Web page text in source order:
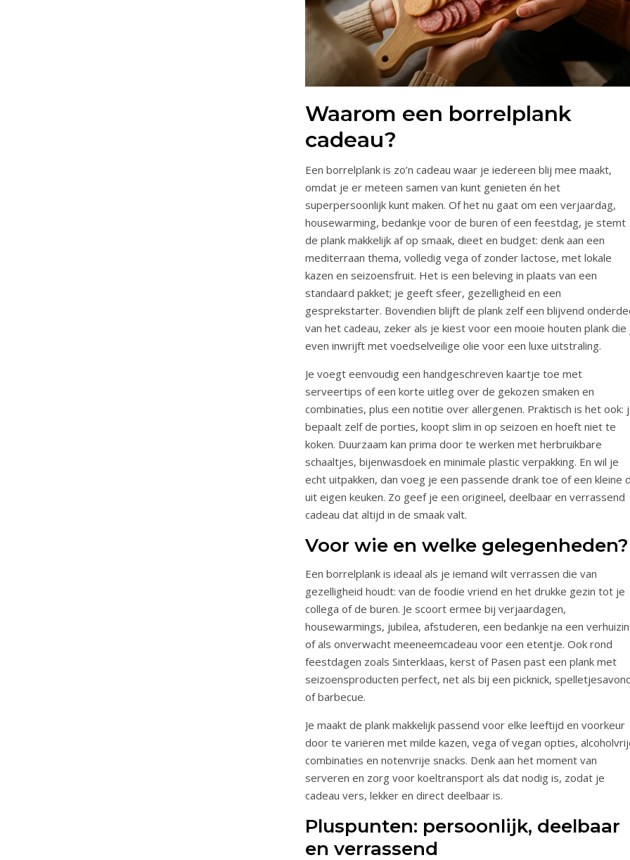
Waarom een borrelplank
cadeau?
Een borrelplank is zo’n cadeau waar je iedereen blij mee maakt,
omdat je er meteen samen van kunt genieten én het
superpersoonlijk kunt maken. Of het nu gaat om een verjaardag,
housewarming, bedankje voor de buren of een feestdag, je stemt
de plank makkelijk af op smaak, dieet en budget: denk aan een
mediterraan thema, volledig vega of zonder lactose, met lokale
kazen en seizoensfruit. Het is een beleving in plaats van een
standaard pakket; je geeft sfeer, gezelligheid en een
gesprekstarter. Bovendien blijft de plank zelf een blijvend
van het cadeau, zeker als je kiest voor een mooie houten plank die
even inwrijft met voedselveilige olie voor een luxe uitstraling.
Je voegt eenvoudig een handgeschreven kaartje toe met
serveertips of een korte uitleg over de gekozen smaken en
combinaties, plus een notitie over allergenen. Praktisch is het ook:
bepaalt zelf de porties, koopt slim in op seizoen en hoeft niet te
koken. Duurzaam kan prima door te werken met herbruikbare
schaaltjes, bijenwasdoek en minimale plastic verpakking. En wil je
echt uitpakken, dan voeg je een passende drank toe of een kleine
uit eigen keuken. Zo geef je een origineel, deelbaar en verrassend
cadeau dat altijd in de smaak valt.
Voor wie en welke gelegenheden?
Een borrelplank is ideaal als je iemand wilt verrassen die van
gezelligheid houdt: van de foodie vriend en het drukke gezin tot je
collega of de buren. Je scoort ermee bij verjaardagen,
housewarmings, jubilea, afstuderen, een bedankje na een
of als onverwacht meeneemcadeau voor een etentje. Ook rond
feestdagen zoals Sinterklaas, kerst of Pasen past een plank met
seizoensproducten perfect, net als bij een picknick,
of barbecue.
Je maakt de plank makkelijk passend voor elke leeftijd en voorkeur
door te variëren met milde kazen, vega of vegan opties,
combinaties en notenvrije snacks. Denk aan het moment van
serveren en zorg voor koeltransport als dat nodig is, zodat je
cadeau vers, lekker en direct deelbaar is.
Pluspunten: persoonlijk, deelbaar
en verrassend